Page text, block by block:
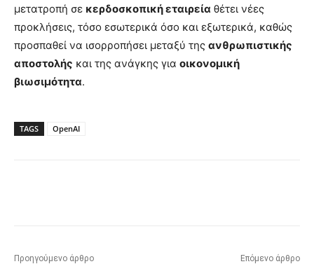
μετατροπή σε κερδοσκοπική εταιρεία θέτει νέες
προκλήσεις, τόσο εσωτερικά όσο και εξωτερικά, καθώς
προσπαθεί να ισορροπήσει μεταξύ της ανθρωπιστικής
αποστολής και της ανάγκης για οικονομική
βιωσιμότητα.
TAGS OpenAI
Προηγούμενο άρθρο Επόμενο άρθρο